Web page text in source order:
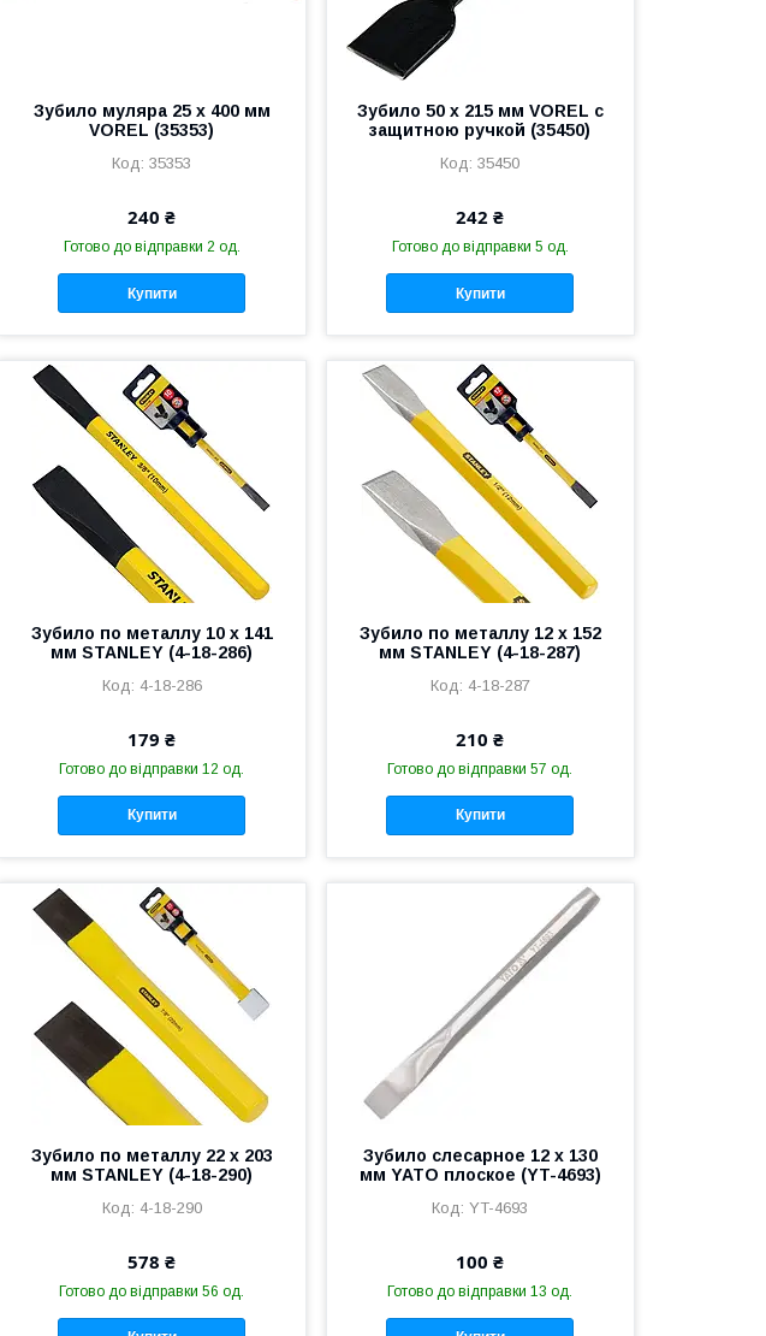
Зубило муляра 25 х 400 мм
VOREL (35353)
35353
240 ₴
Готово до відправки 2 од.
Купити
Зубило 50 х 215 мм VOREL с
защитною ручкой (35450)
35450
242 ₴
Готово до відправки 5 од.
Купити
Зубило по металлу 10 х 141
мм STANLEY (4-18-286)
4-18-286
179 ₴
Готово до відправки 12 од.
Купити
Зубило по металлу 12 х 152
мм STANLEY (4-18-287)
4-18-287
210 ₴
Готово до відправки 57 од.
Купити
Зубило по металлу 22 х 203
мм STANLEY (4-18-290)
4-18-290
578 ₴
Готово до відправки 56 од.
Зубило слесарное 12 х 130
мм YATO плоское (YT-4693)
YT-4693
100 ₴
Готово до відправки 13 од.